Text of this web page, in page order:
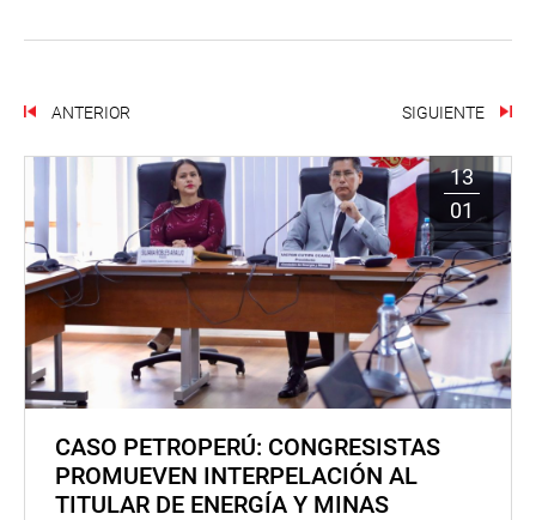
ANTERIOR SIGUIENTE
13
01
CASO PETROPERÚ: CONGRESISTAS
PROMUEVEN INTERPELACIÓN AL
TITULAR DE ENERGÍA Y MINAS